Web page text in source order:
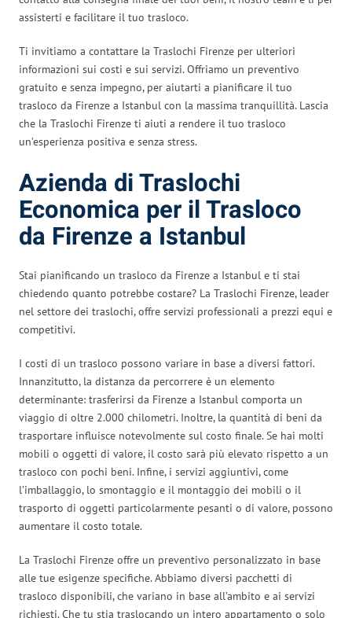
assisterti e facilitare il tuo trasloco.
Ti invitiamo a contattare la Traslochi Firenze per ulteriori
informazioni sui costi e sui servizi. Offriamo un preventivo
gratuito e senza impegno, per aiutarti a pianificare il tuo
trasloco da Firenze a Istanbul con la massima tranquillità. Lascia
che la Traslochi Firenze ti aiuti a rendere il tuo trasloco
un’esperienza positiva e senza stress.
Azienda di Traslochi
Economica per il Trasloco
da Firenze a Istanbul
Stai pianificando un trasloco da Firenze a Istanbul e ti stai
chiedendo quanto potrebbe costare? La Traslochi Firenze, leader
nel settore dei traslochi, offre servizi professionali a prezzi equi e
competitivi.
I costi di un trasloco possono variare in base a diversi fattori.
Innanzitutto, la distanza da percorrere è un elemento
determinante: trasferirsi da Firenze a Istanbul comporta un
viaggio di oltre 2.000 chilometri. Inoltre, la quantità di beni da
trasportare influisce notevolmente sul costo finale. Se hai molti
mobili o oggetti di valore, il costo sarà più elevato rispetto a un
trasloco con pochi beni. Infine, i servizi aggiuntivi, come
l’imballaggio, lo smontaggio e il montaggio dei mobili o il
trasporto di oggetti particolarmente pesanti o di valore, possono
aumentare il costo totale.
La Traslochi Firenze offre un preventivo personalizzato in base
alle tue esigenze specifiche. Abbiamo diversi pacchetti di
trasloco disponibili, che variano in base all’ambito e ai servizi
richiesti. Che tu stia traslocando un intero appartamento o solo